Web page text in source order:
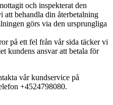
och inspekterat den
att behandla din återbetalning
görs via den ursprungliga
på ett fel från vår sida täcker vi
kundens ansvar att betala för
vår kundservice på
+4524798080.